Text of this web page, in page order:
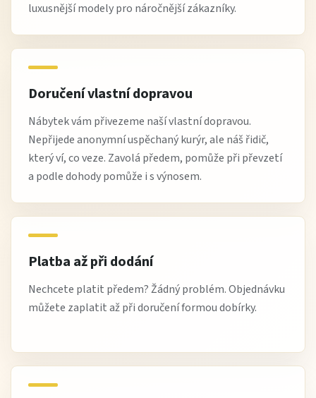
luxusnější modely pro náročnější zákazníky.
Doručení vlastní dopravou
Nábytek vám přivezeme naší vlastní dopravou.
Nepřijede anonymní uspěchaný kurýr, ale náš řidič,
který ví, co veze. Zavolá předem, pomůže při převzetí
a podle dohody pomůže i s výnosem.
Platba až při dodání
Nechcete platit předem? Žádný problém. Objednávku
můžete zaplatit až při doručení formou dobírky.